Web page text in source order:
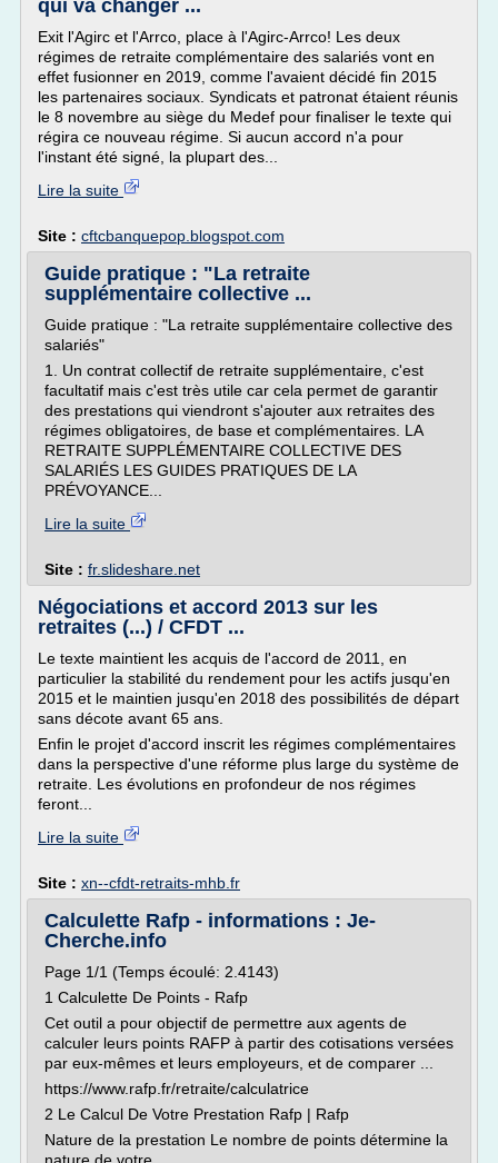
qui va changer ...
Exit l'Agirc et l'Arrco, place à l'Agirc-Arrco! Les deux
régimes de retraite complémentaire des salariés vont en
effet fusionner en 2019, comme l'avaient décidé fin 2015
les partenaires sociaux. Syndicats et patronat étaient réunis
le 8 novembre au siège du Medef pour finaliser le texte qui
régira ce nouveau régime. Si aucun accord n'a pour
l'instant été signé, la plupart des...
Lire la suite
Site : cftcbanquepop.blogspot.com
Guide pratique : "La retraite
supplémentaire collective ...
Guide pratique : "La retraite supplémentaire collective des
salariés"
1. Un contrat collectif de retraite supplémentaire, c'est
facultatif mais c'est très utile car cela permet de garantir
des prestations qui viendront s'ajouter aux retraites des
régimes obligatoires, de base et complémentaires. LA
RETRAITE SUPPLÉMENTAIRE COLLECTIVE DES
SALARIÉS LES GUIDES PRATIQUES DE LA
PRÉVOYANCE...
Lire la suite
Site : fr.slideshare.net
Négociations et accord 2013 sur les
retraites (...) / CFDT ...
Le texte maintient les acquis de l'accord de 2011, en
particulier la stabilité du rendement pour les actifs jusqu'en
2015 et le maintien jusqu'en 2018 des possibilités de départ
sans décote avant 65 ans.
Enfin le projet d'accord inscrit les régimes complémentaires
dans la perspective d'une réforme plus large du système de
retraite. Les évolutions en profondeur de nos régimes
feront...
Lire la suite
Site : xn--cfdt-retraits-mhb.fr
Calculette Rafp - informations : Je-
Cherche.info
Page 1/1 (Temps écoulé: 2.4143)
1 Calculette De Points - Rafp
Cet outil a pour objectif de permettre aux agents de
calculer leurs points RAFP à partir des cotisations versées
par eux-mêmes et leurs employeurs, et de comparer ...
https://www.rafp.fr/retraite/calculatrice
2 Le Calcul De Votre Prestation Rafp | Rafp
Nature de la prestation Le nombre de points détermine la